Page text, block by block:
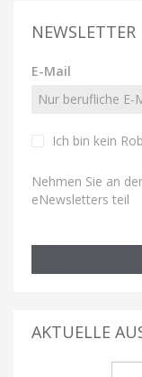
NEWSLETTER
E-Mail
Ich bin kein
Nehmen Sie an
eNewsletters teil
AKTUELLE